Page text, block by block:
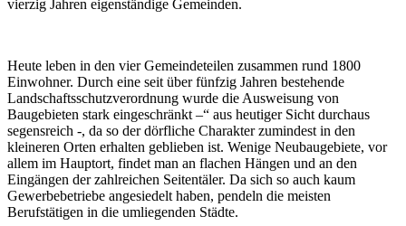
vierzig Jahren eigenständige Gemeinden.
Heute leben in den vier Gemeindeteilen zusammen rund 1800
Einwohner. Durch eine seit über fünfzig Jahren bestehende
Landschaftsschutzverordnung wurde die Ausweisung von
Baugebieten stark eingeschränkt –“ aus heutiger Sicht durchaus
segensreich -, da so der dörfliche Charakter zumindest in den
kleineren Orten erhalten geblieben ist. Wenige Neubaugebiete, vor
allem im Hauptort, findet man an flachen Hängen und an den
Eingängen der zahlreichen Seitentäler. Da sich so auch kaum
Gewerbebetriebe angesiedelt haben, pendeln die meisten
Berufstätigen in die umliegenden Städte.